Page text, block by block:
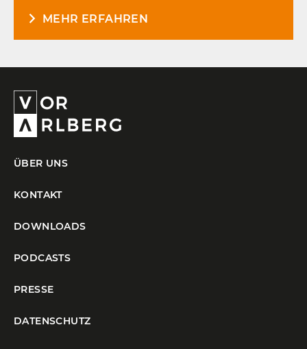
MEHR ERFAHREN
ÜBER UNS
KONTAKT
DOWNLOADS
PODCASTS
PRESSE
DATENSCHUTZ